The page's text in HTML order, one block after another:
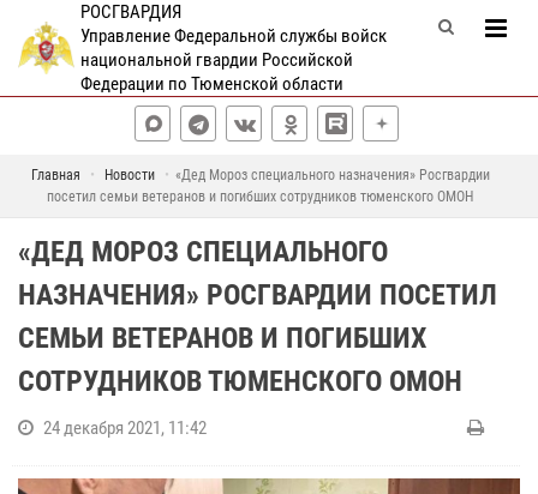
РОСГВАРДИЯ
Управление Федеральной службы войск
национальной гвардии Российской
Федерации по Тюменской области
Главная Новости
«Дед Мороз специального назначения» Росгвардии
посетил семьи ветеранов и погибших сотрудников тюменского ОМОН
«ДЕД МОРОЗ СПЕЦИАЛЬНОГО
НАЗНАЧЕНИЯ» РОСГВАРДИИ ПОСЕТИЛ
СЕМЬИ ВЕТЕРАНОВ И ПОГИБШИХ
СОТРУДНИКОВ ТЮМЕНСКОГО ОМОН
24 декабря 2021, 11:42